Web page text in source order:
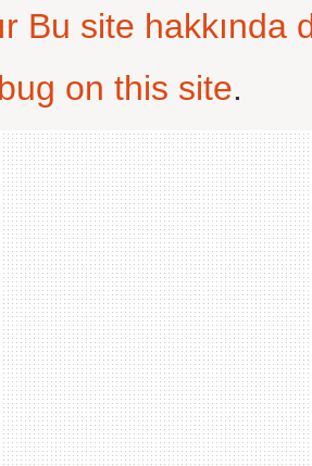
Bu site hakkında
on this site.